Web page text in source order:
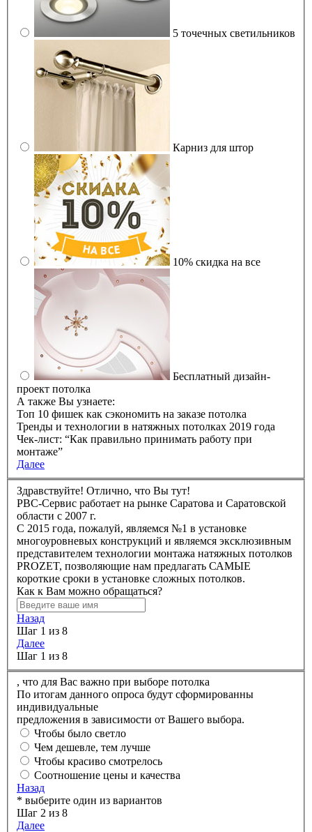
5 точечных светильников
Карниз для штор
10% скидка на все
Бесплатный дизайн-
проект потолка
А также Вы узнаете:
Топ 10 фишек как сэкономить на заказе потолка
Тренды и технологии в натяжных потолках 2019 года
Чек-лист: “Как правильно принимать работу при
монтаже”
Далее
Здравствуйте! Отлично, что Вы тут!
РBC-Сервис работает на рынке Саратова и Саратовской
области с 2007 г.
C 2015 года, пожалуй, являемся №1 в установке
многоуровневых конструкций и являемся эксклюзивным
представителем технологии монтажа натяжных потолков
PROZET, позволяющие нам предлагать САМЫЕ
короткие сроки в установке сложных потолков.
Как к Вам можно обращаться?
Назад
Шаг 1 из 8
Далее
Шаг 1 из 8
, что для Вас важно при выборе потолка
По итогам данного опроса будут сформированны
индивидуальные
предложения в зависимости от Вашего выбора.
Чтобы было светло
Чем дешевле, тем лучше
Чтобы красиво смотрелось
Соотношение цены и качества
Назад
* выберите один из вариантов
Шаг 2 из 8
Далее